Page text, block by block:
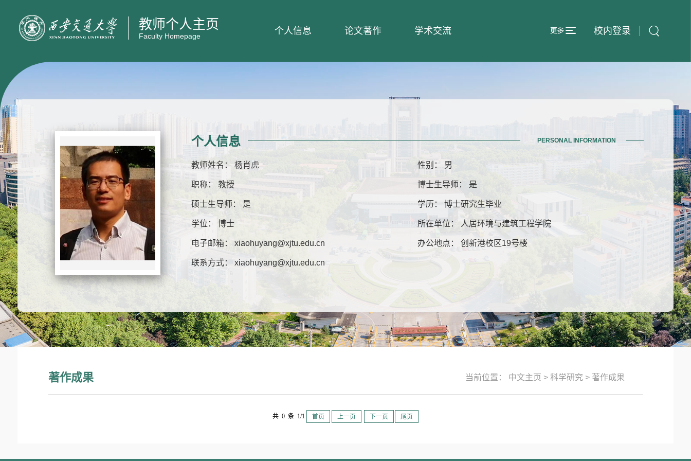
教师个人主页
Faculty Homepage 校内登录
个人信息 论文著作 学术交流
个人信息 PERSONAL INFORMATION
教师姓名： 杨肖虎 性别： 男
职称： 教授 博士生导师： 是
硕士生导师： 是 学历： 博士研究生毕业
学位： 博士 所在单位： 人居环境与建筑工程学院
电子邮箱： xiaohuyang@xjtu.edu.cn 办公地点： 创新港校区19号楼
联系方式： xiaohuyang@xjtu.edu.cn
著作成果 当前位置： 中文主页 >科学研究 > 著作成果
共 0 条 1/1 首页 上一页 下一页 尾页